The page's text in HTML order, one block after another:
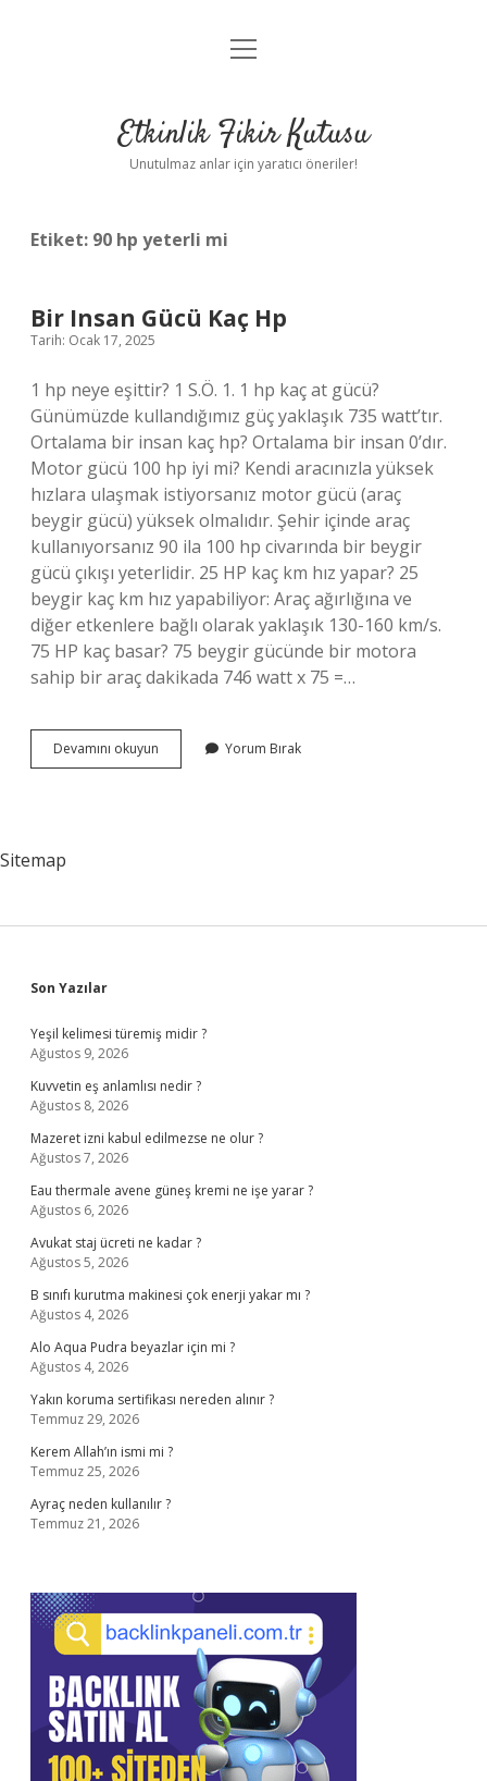
Anasayfa
Yasal Uyarı
menüyü
Etkinlik Fikir Kutusu
Unutulmaz anlar için yaratıcı öneriler!
Etiket: 90 hp yeterli mi
Bir Insan Gücü Kaç Hp
Tarih: Ocak 17, 2025
1 hp neye eşittir? 1 S.Ö. 1. 1 hp kaç at gücü?
Günümüzde kullandığımız güç yaklaşık 735 watt’tır.
Ortalama bir insan kaç hp? Ortalama bir insan 0’dır.
Motor gücü 100 hp iyi mi? Kendi aracınızla yüksek
hızlara ulaşmak istiyorsanız motor gücü (araç
beygir gücü) yüksek olmalıdır. Şehir içinde araç
kullanıyorsanız 90 ila 100 hp civarında bir beygir
gücü çıkışı yeterlidir. 25 HP kaç km hız yapar? 25
beygir kaç km hız yapabiliyor: Araç ağırlığına ve
diğer etkenlere bağlı olarak yaklaşık 130-160 km/s.
75 HP kaç basar? 75 beygir gücünde bir motora
sahip bir araç dakikada 746 watt x 75 =…
Devamını okuyun
Insan
Yorum Bırak
Sitemap
Sidebar
Son Yazılar
Yeşil kelimesi türemiş midir ?
Ağustos 9, 2026
Kuvvetin eş anlamlısı nedir ?
Ağustos 8, 2026
Mazeret izni kabul edilmezse ne olur ?
Ağustos 7, 2026
Eau thermale avene güneş kremi ne işe yarar ?
Ağustos 6, 2026
Avukat staj ücreti ne kadar ?
Ağustos 5, 2026
B sınıfı kurutma makinesi çok enerji yakar mı ?
Ağustos 4, 2026
Alo Aqua Pudra beyazlar için mi ?
Ağustos 4, 2026
Yakın koruma sertifikası nereden alınır ?
Temmuz 29, 2026
Kerem Allah’ın ismi mi ?
Temmuz 25, 2026
Ayraç neden kullanılır ?
Temmuz 21, 2026